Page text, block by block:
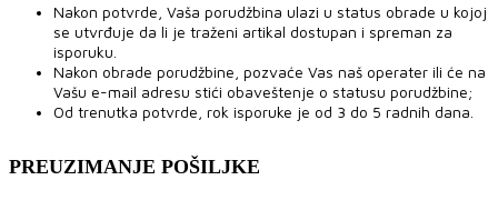
Nakon potvrde, Vaša porudžbina ulazi u status obrade u kojoj
se utvrđuje da li je traženi artikal dostupan i spreman za
isporuku.
Nakon obrade porudžbine, pozvaće Vas naš operater ili će na
Vašu e-mail adresu stići obaveštenje o statusu porudžbine;
Od trenutka potvrde, rok isporuke je od 3 do 5 radnih dana.
PREUZIMANJE POŠILJKE